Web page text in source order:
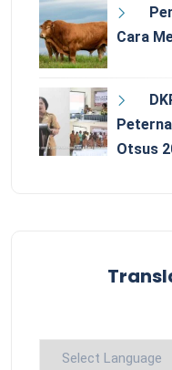
Cara
Otsus